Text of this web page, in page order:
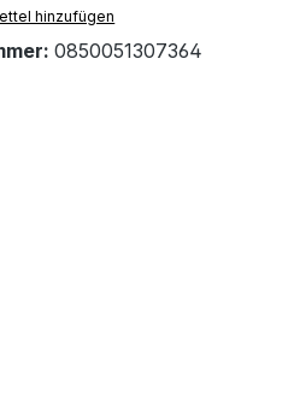
hinzufügen
0850051307364